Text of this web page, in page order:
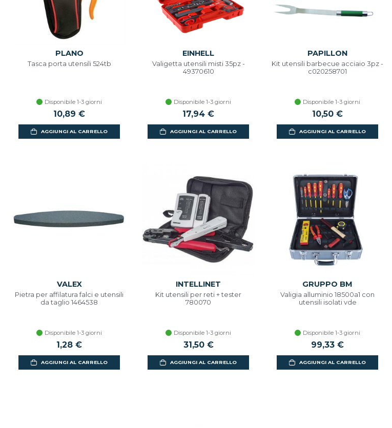
PLANO
Tasca porta utensili 524tb
Disponibile 1-3 giorni
10,89 €
AGGIUNGI AL CARRELLO
EINHELL
Valigetta utensili misti 35pz -
49370610
Disponibile 1-3 giorni
17,94 €
AGGIUNGI AL CARRELLO
PAPILLON
Kit utensili barbecue acciaio 3pz -
c020258701
Disponibile 1-3 giorni
10,50 €
AGGIUNGI AL CARRELLO
VALEX
Pietra per affilatura falci e utensili
da taglio 1464538
Disponibile 1-3 giorni
1,28 €
AGGIUNGI AL CARRELLO
INTELLINET
Kit utensili per reti + tester
780070
Disponibile 1-3 giorni
31,50 €
AGGIUNGI AL CARRELLO
GRUPPO BM
Valigia alluminio 18500a1 con
utensili isolati vde
Disponibile 1-3 giorni
99,33 €
AGGIUNGI AL CARRELLO